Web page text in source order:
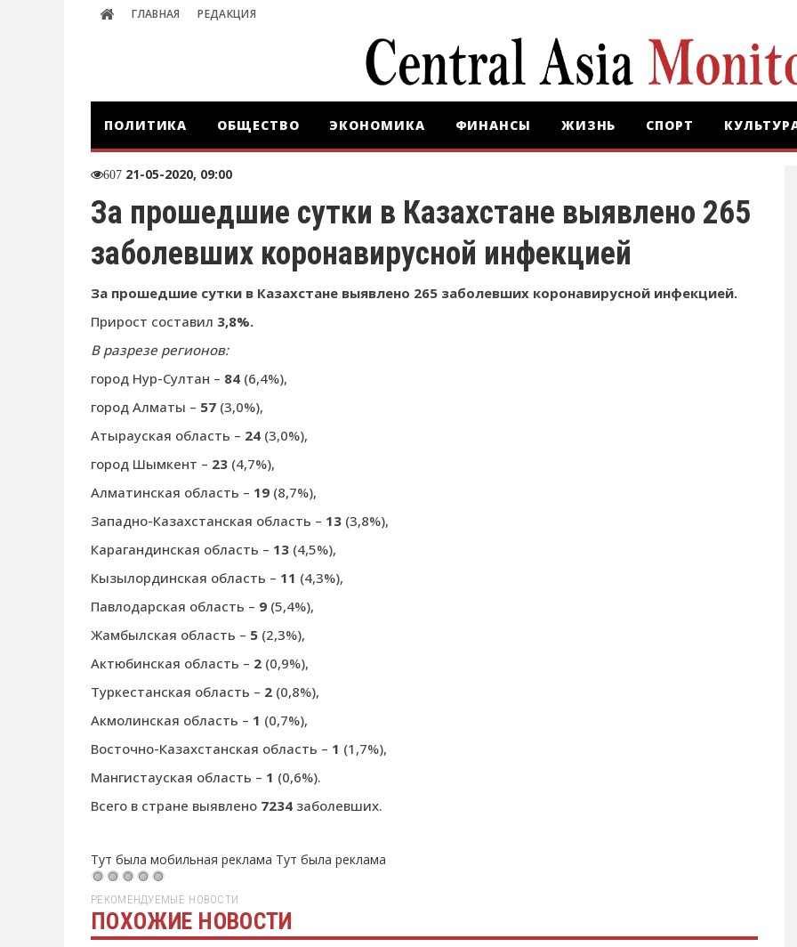
ГЛАВНАЯ РЕДАКЦИЯ
ПОЛИТИКА ОБЩЕСТВО ЭКОНОМИКА ФИНАНСЫ ЖИЗНЬ СПОРТ
607 21-05-2020, 09:00
За прошедшие сутки в Казахстане выявлено 265
заболевших коронавирусной инфекцией
За прошедшие сутки в Казахстане выявлено 265 заболевших коронавирусной инфекцией.
Прирост составил 3,8%.
В разрезе регионов:
город Нур-Султан – 84 (6,4%),
город Алматы – 57 (3,0%),
Атырауская область – 24 (3,0%),
город Шымкент – 23 (4,7%),
Алматинская область – 19 (8,7%),
Западно-Казахстанская область – 13 (3,8%),
Карагандинская область – 13 (4,5%),
Кызылординская область – 11 (4,3%),
Павлодарская область – 9 (5,4%),
Жамбылская область – 5 (2,3%),
Актюбинская область – 2 (0,9%),
Туркестанская область – 2 (0,8%),
Акмолинская область – 1 (0,7%),
Восточно-Казахстанская область – 1 (1,7%),
Мангистауская область – 1 (0,6%).
Всего в стране выявлено 7234 заболевших.
Тут была мобильная реклама Тут была реклама
РЕКОМЕНДУЕМЫЕ НОВОСТИ
ПОХОЖИЕ НОВОСТИ